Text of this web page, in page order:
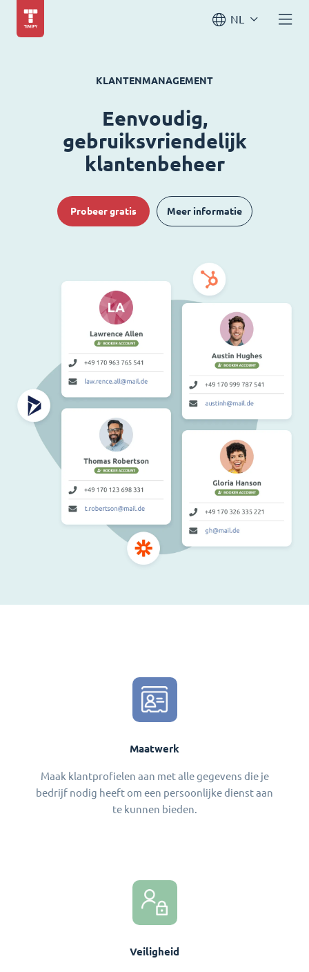
NL
KLANTENMANAGEMENT
Eenvoudig,
gebruiksvriendelijk
klantenbeheer
Probeer gratis Meer informatie
Maatwerk
Maak klantprofielen aan met alle gegevens die je
bedrijf nodig heeft om een persoonlijke dienst aan
te kunnen bieden.
Veiligheid